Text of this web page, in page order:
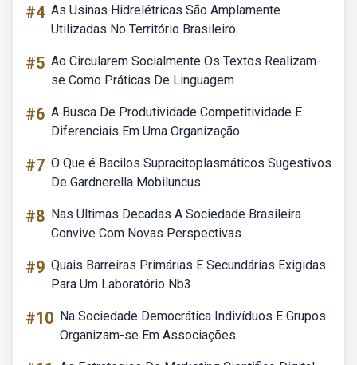
#4 As Usinas Hidrelétricas São Amplamente
Utilizadas No Território Brasileiro
#5 Ao Circularem Socialmente Os Textos Realizam-
se Como Práticas De Linguagem
#6 A Busca De Produtividade Competitividade E
Diferenciais Em Uma Organização
#7 O Que é Bacilos Supracitoplasmáticos Sugestivos
De Gardnerella Mobiluncus
#8 Nas Ultimas Decadas A Sociedade Brasileira
Convive Com Novas Perspectivas
#9 Quais Barreiras Primárias E Secundárias Exigidas
Para Um Laboratório Nb3
#10 Na Sociedade Democrática Indivíduos E Grupos
Organizam-se Em Associações